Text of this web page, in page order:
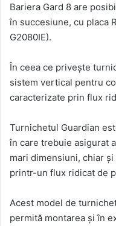
Bariera Gard 8 are
în succesiune, cu placa
G2080IE).
În ceea ce privește
sistem vertical pentru
caracterizate prin flux
Turnichetul Guardian
în care trebuie asigurat
mari dimensiuni, chiar
printr-un flux ridicat de
Acest model de
permită montarea și în